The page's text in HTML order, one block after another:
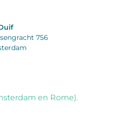
756
en Rome).